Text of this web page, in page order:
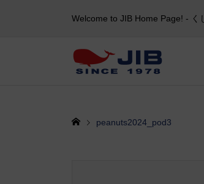
Welcome to JIB Home Page! ‐
peanuts2024_pod3